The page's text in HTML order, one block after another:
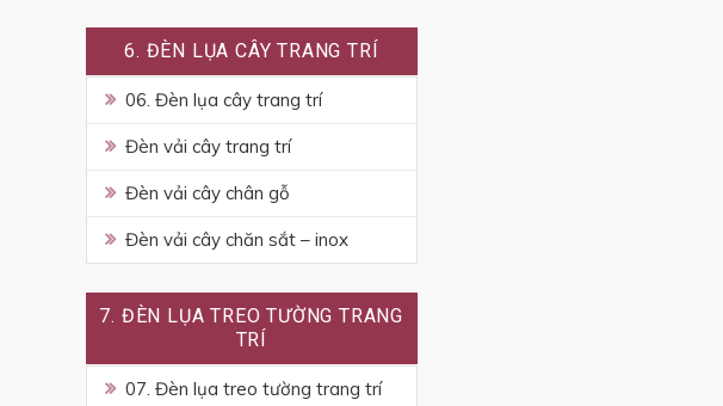
6. ĐÈN LỤA CÂY TRANG TRÍ
06. Đèn lụa cây trang trí
Đèn vải cây trang trí
Đèn vải cây chân gỗ
Đèn vải cây chăn sắt – inox
7. ĐÈN LỤA TREO TƯỜNG TRANG
TRÍ
07. Đèn lụa treo tường trang trí